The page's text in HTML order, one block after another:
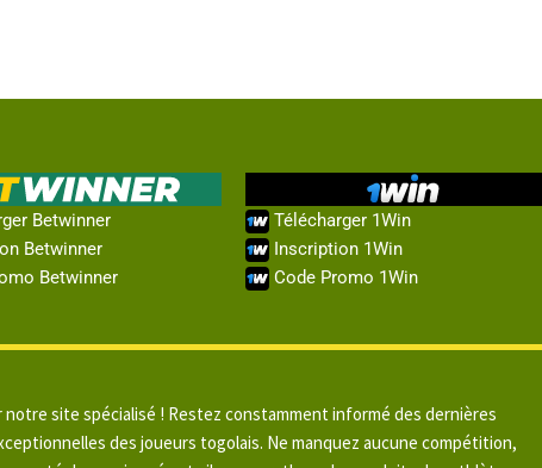
Betwinner
Betwinner
Betwinner
Télécharger 1Win
Inscription 1Win
Code Promo 1Win
site spécialisé ! Restez constamment informé des dernières
des joueurs togolais. Ne manquez aucune compétition,